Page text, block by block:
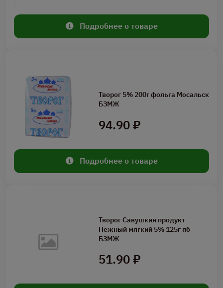
Подробнее о товаре
Творог 5% 200г фольга Мосальск
БЗМЖ
94.90 ₽
Подробнее о товаре
Творог Савушкин продукт
Нежный мягкий 5% 125г пб
БЗМЖ
51.90 ₽